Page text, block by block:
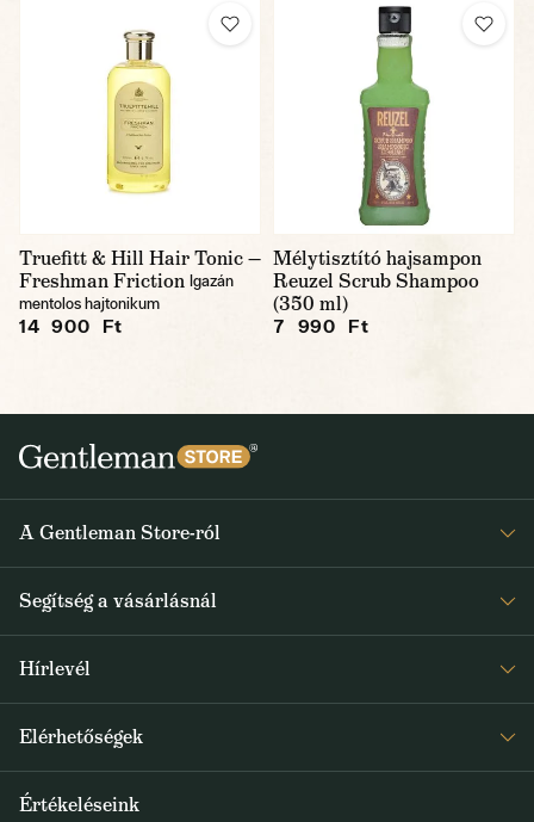
Truefitt & Hill Hair Tonic —
Freshman Friction Igazán
mentolos hajtonikum
14 900 Ft
Mélytisztító hajsampon
Reuzel Scrub Shampoo
(350 ml)
7 990 Ft
A Gentleman Store-ról
Rólunk
Journal
Segítség a vásárlásnál
Általános Szerződési Feltételek
Hírlevél
a speciális kínálatokról
Elérhetőségek
Értékeléseink